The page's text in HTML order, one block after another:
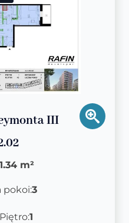
III
m²
pokoi:3
Piętro:1